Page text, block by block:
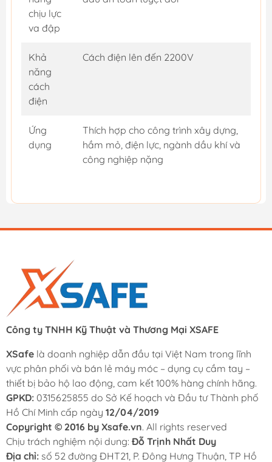
chịu lực
va đập
Khả
năng
cách
điện
Cách điện lên đến 2200V
Ứng
dụng
Thích hợp cho công trình xây dựng,
hầm mỏ, điện lực, ngành dầu khí và
công nghiệp nặng
Công ty TNHH Kỹ Thuật và Thương Mại XSAFE
XSafe là doanh nghiệp dẫn đầu tại Việt Nam trong lĩnh
vực phân phối và bán lẻ máy móc – dụng cụ cầm tay –
thiết bị bảo hộ lao động, cam kết 100% hàng chính hãng.
GPKD: 0315625855 do Sở Kế hoạch và Đầu tư Thành phố
Hồ Chí Minh cấp ngày 12/04/2019
Copyright © 2016 by Xsafe.vn. All rights reserved
Chịu trách nghiệm nội dung: Đỗ Trịnh Nhất Duy
Địa chỉ: số 52 đường ĐHT21, P. Đông Hưng Thuận, TP Hồ